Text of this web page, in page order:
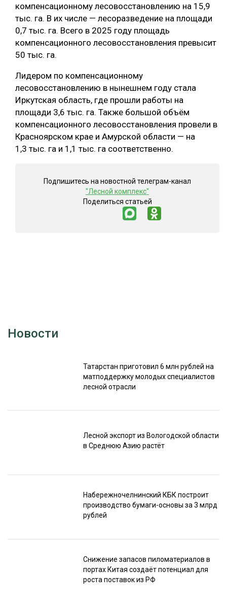
компенсационному лесовосстановлению на 15,9
тыс. га. В их числе — лесоразведение на площади
0,7 тыс. га. Всего в 2025 году площадь
компенсационного лесовосстановления превысит
50 тыс. га.
Лидером по компенсационному
лесовосстановлению в нынешнем году стала
Иркутская область, где прошли работы на
площади 3,6 тыс. га. Также большой объём
компенсационного лесовосстановления провели в
Красноярском крае и Амурской области — на
1,3 тыс. га и 1,1 тыс. га соответственно.
Подпишитесь на новостной телеграм-канал
"Лесной комплекс"
Поделиться статьей
Новости
Татарстан приготовил 6 млн рублей на
матподдержку молодых специалистов
лесной отрасли
Лесной экспорт из Вологодской области
в Среднюю Азию растёт
Набережночелнинский КБК построит
производство бумаги-основы за 3 млрд
рублей
Снижение запасов пиломатериалов в
портах Китая создаёт потенциал для
роста поставок из РФ